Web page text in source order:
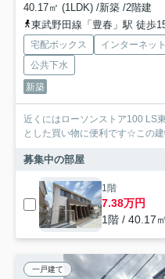
40.17㎡ (1LDK) /新築 /2階建
東武野田線「豊春」駅 徒歩
宅配ボックス インターネッ
公共下水
新築
近くにはローソンストア100 LS
とした買い物に便利です☆この
募集中の部屋
1階
7.38万円
1階 / 40.17
一戸建て